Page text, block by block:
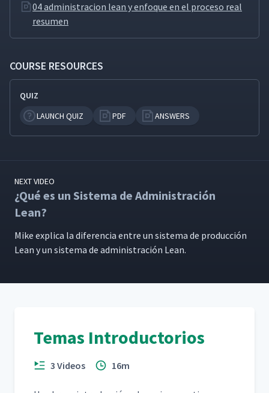
04 administracion lean y enfoque en el proceso real
resumen
COURSE RESOURCES
QUIZ
LAUNCH QUIZ
PDF ANSWERS
NEXT VIDEO
¿Qué es un Sistema de Administración
Lean?
Mike expli­ca la difer­en­cia entre un sis­tema de pro­duc­ción
Lean y un sis­tema de admin­is­tración Lean.
Temas Introductorios
3 Videos 16m